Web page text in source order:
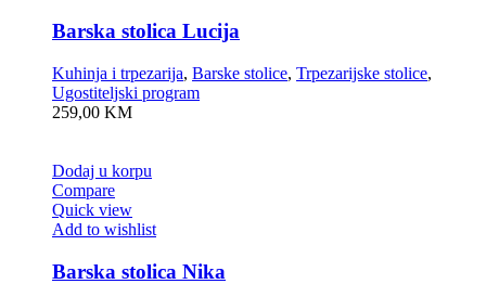
Barska stolica Lucija
Kuhinja i trpezarija, Barske stolice, Trpezarijske stolice,
Ugostiteljski program
259,00 KM
Dodaj u korpu
Compare
Quick view
Add to wishlist
Barska stolica Nika